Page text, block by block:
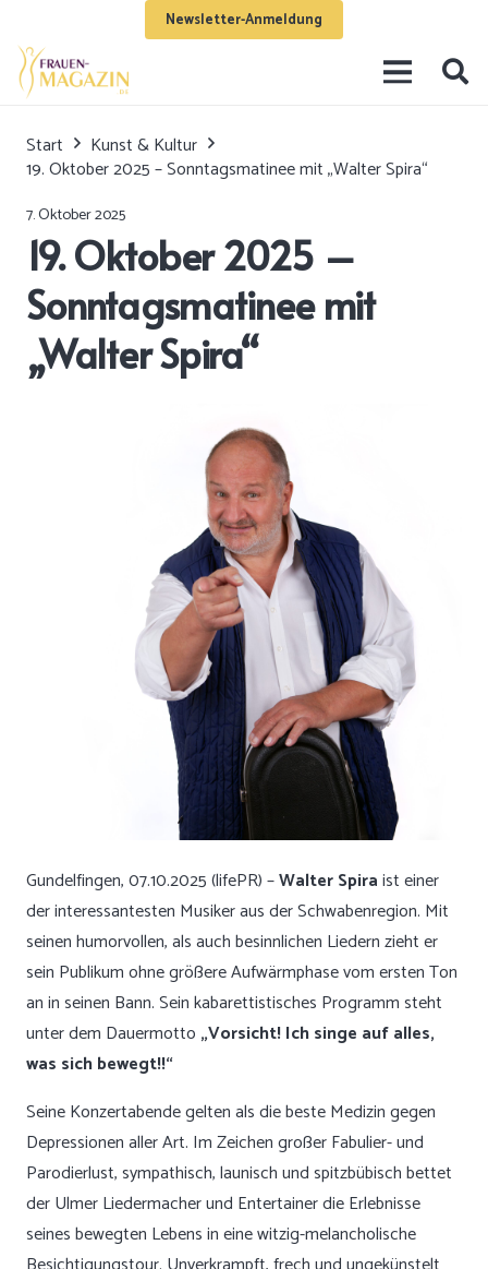
Newsletter-Anmeldung
Start
Kunst & Kultur
19. Oktober 2025 – Sonntagsmatinee mit „Walter Spira“
7. Oktober 2025
19. Oktober 2025 –
Sonntagsmatinee mit
„Walter Spira“
Gundelfingen, 07.10.2025 (lifePR) –Walter Spiraist einer
der interessantesten Musiker aus der Schwabenregion. Mit
seinen humorvollen, als auch besinnlichen Liedern zieht er
sein Publikum ohne größere Aufwärmphase vom ersten Ton
an in seinen Bann. Sein kabarettistisches Programm steht
unter dem Dauermotto „Vorsicht! Ich singe auf alles,
was sich bewegt!!“
Seine Konzertabende gelten als die beste Medizin gegen
Depressionen aller Art. Im Zeichen großer Fabulier- und
Parodierlust, sympathisch, launisch und spitzbübisch bettet
der Ulmer Liedermacher und Entertainer die Erlebnisse
seines bewegten Lebens in eine witzig-melancholische